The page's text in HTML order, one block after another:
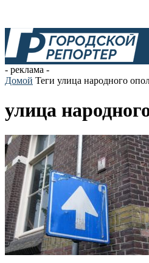
- реклама -
Домой Теги улица народного
улица